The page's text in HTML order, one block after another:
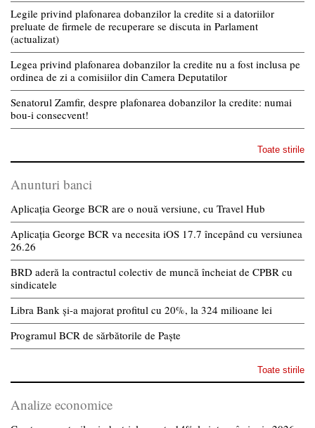
Legile privind plafonarea dobanzilor la credite si a datoriilor
preluate de firmele de recuperare se discuta in Parlament
(actualizat)
Legea privind plafonarea dobanzilor la credite nu a fost inclusa pe
ordinea de zi a comisiilor din Camera Deputatilor
Senatorul Zamfir, despre plafonarea dobanzilor la credite: numai
bou-i consecvent!
Toate stirile
Anunturi banci
Aplicația George BCR are o nouă versiune, cu Travel Hub
Aplicația George BCR va necesita iOS 17.7 începând cu versiunea
26.26
BRD aderă la contractul colectiv de muncă încheiat de CPBR cu
sindicatele
Libra Bank și-a majorat profitul cu 20%, la 324 milioane lei
Programul BCR de sărbătorile de Paște
Toate stirile
Analize economice